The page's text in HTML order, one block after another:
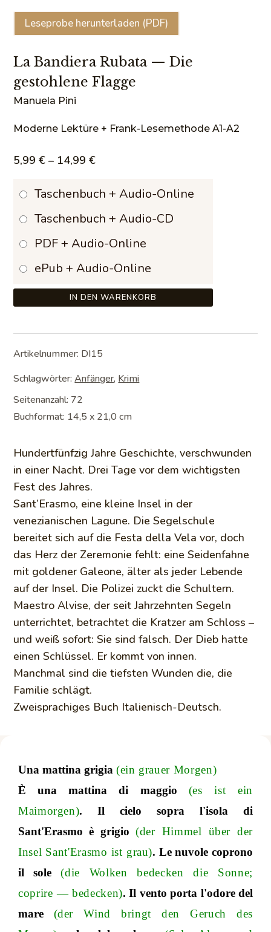
Leseprobe herunterladen (PDF)
La Bandiera Rubata — Die
gestohlene Flagge
Manuela Pini
Moderne Lektüre + Frank-Lesemethode A1-A2
5,99€ – 14,99€Preisspanne:
Taschenbuch + Audio-Online
Taschenbuch + Audio-CD
PDF + Audio-Online
ePub + Audio-Online
IN DEN WARENKORB
Artikelnummer: DI15
Schlagwörter:Anfänger, Krimi
Seitenanzahl: 72
Buchformat: 14,5 x 21,0 cm
Hundertfünfzig Jahre Geschichte, verschwunden
in einer Nacht. Drei Tage vor dem wichtigsten
Fest des Jahres.
Sant’Erasmo, eine kleine Insel in der
venezianischen Lagune. Die Segelschule
bereitet sich auf die Festa della Vela vor, doch
das Herz der Zeremonie fehlt: eine Seidenfahne
mit goldener Galeone, älter als jeder Lebende
auf der Insel. Die Polizei zuckt die Schultern.
Maestro Alvise, der seit Jahrzehnten Segeln
unterrichtet, betrachtet die Kratzer am Schloss –
und weiß sofort: Sie sind falsch. Der Dieb hatte
einen Schlüssel. Er kommt von innen.
Manchmal sind die tiefsten Wunden die, die
Familie schlägt.
Zweisprachiges Buch Italienisch-Deutsch.
Una mattina grigia (ein grauer Morgen)
È una mattina di maggio (es ist ein
Maimorgen). Il cielo sopra l'isola di
Sant'Erasmo è grigio(der Himmel über der
Insel Sant'Erasmo ist grau). Le nuvole coprono
il sole(die Wolken bedecken die Sonne;
coprire —bedecken). Il vento porta l'odore del
mare (der Wind bringt den Geruch des